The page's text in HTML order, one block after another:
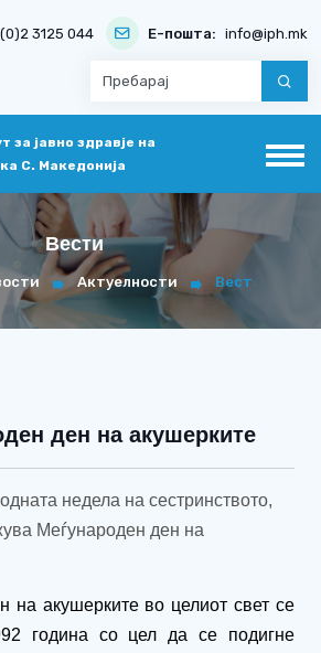
3125 044 Е-пошта: info@iph.mk
за јавно здравје на
С. Македонија
Вести
Актуелности Вест
ден на акушерките
недела на сестринството,
Меѓународен ден на
на акушерките во целиот свет се
година со цел да се подигне